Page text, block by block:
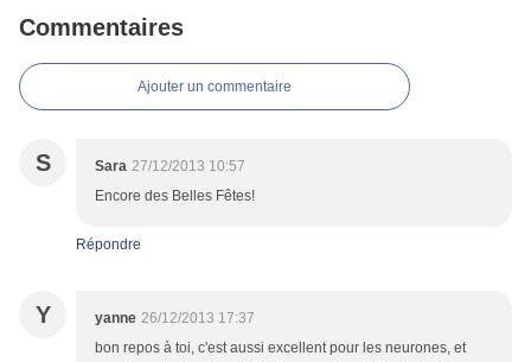
Commentaires
Ajouter un commentaire
S Sara 27/12/2013 10:57
Encore des Belles Fêtes!
Répondre
Y yanne 26/12/2013 17:37
bon repos à toi, c'est aussi excellent pour les neurones, et